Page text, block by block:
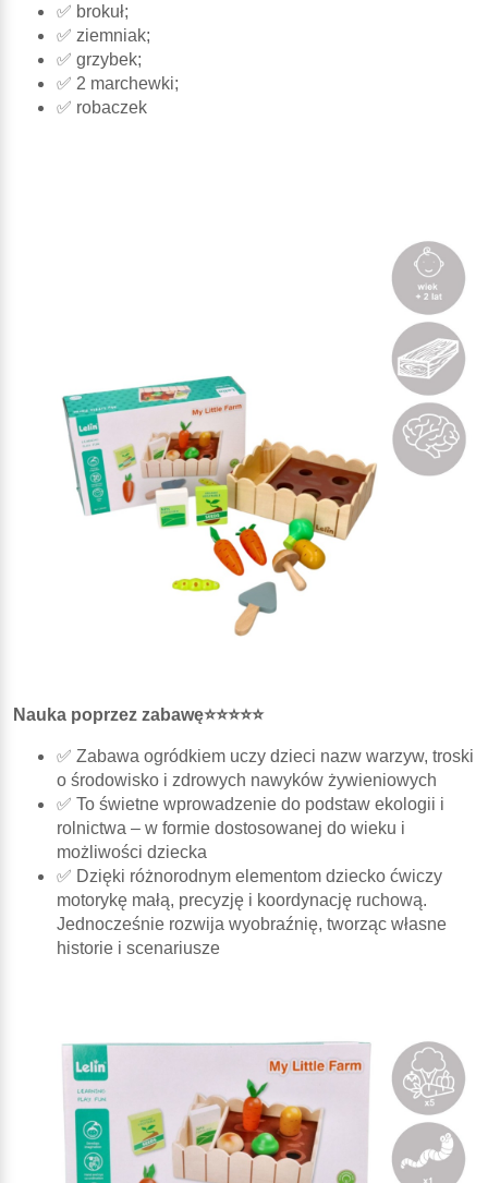
✅ brokuł;
✅ ziemniak;
✅ grzybek;
✅ 2 marchewki;
✅ robaczek
Nauka poprzez zabawę⭐⭐⭐⭐⭐
✅ Zabawa ogródkiem uczy dzieci nazw warzyw, troski
o środowisko i zdrowych nawyków żywieniowych
✅ To świetne wprowadzenie do podstaw ekologii i
rolnictwa – w formie dostosowanej do wieku i
możliwości dziecka
✅ Dzięki różnorodnym elementom dziecko ćwiczy
motorykę małą, precyzję i koordynację ruchową.
Jednocześnie rozwija wyobraźnię, tworząc własne
historie i scenariusze